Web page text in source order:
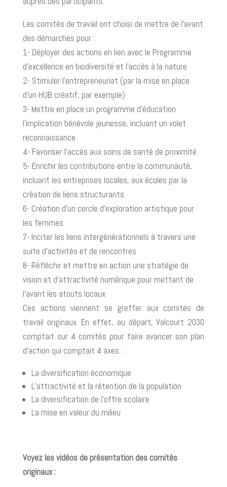
Les comités de travail ont choisi de mettre de l’avant
des démarches pour :
1- Déployer des actions en lien avec le Programme
d’excellence en biodiversité et l’accès à la nature
2- Stimuler l’entrepreneuriat (par la mise en place
d’un HUB créatif, par exemple)
3- Mettre en place un programme d’éducation
l’implication bénévole jeunesse, incluant un volet
reconnaissance
4- Favoriser l’accès aux soins de santé de proximité
5- Enrichir les contributions entre la communauté,
incluant les entreprises locales, aux écoles par la
création de liens structurants
6- Création d’un cercle d’exploration artistique pour
les femmes
7- Inciter les liens intergénérationnels à travers une
suite d’activités et de rencontres
8- Réfléchir et mettre en action une stratégie de
vision et d’attractivité numérique pour mettant de
l’avant les atouts locaux
Ces actions viennent se greffer aux comités de
travail originaux. En effet, au départ, Valcourt 2030
comptait sur 4 comités pour faire avancer son plan
d’action qui comptait 4 axes :
La diversification économique
L’attractivité et la rétention de la population
La diversification de l’offre scolaire
La mise en valeur du milieu
Voyez les vidéos de présentation des comités
originaux :